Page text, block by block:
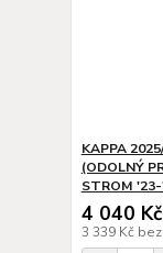
KAPPA
(ODOLNÝ
STROM '23-
4 040 Kč
3 339 Kč